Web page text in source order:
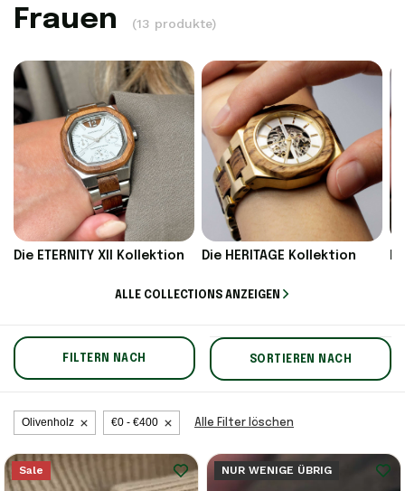
Frauen
(13 produkte)
Die ETERNITY XII Kollektion Die HERITAGE Kollektion
ALLE COLLECTIONS ANZEIGEN
FILTERN NACH SORTIEREN NACH
Olivenholz €0 - €400 Alle Filter löschen
Sale NUR WENIGE ÜBRIG